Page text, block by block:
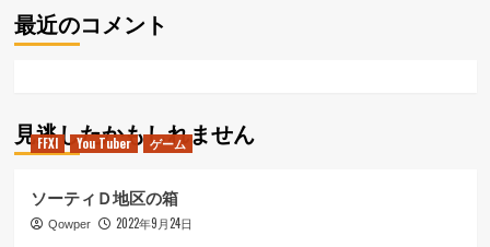
最近のコメント
見逃したかもしれません
FFXI You Tuber ゲーム
ソーティＤ地区の箱
Qowper
2022年9月24日